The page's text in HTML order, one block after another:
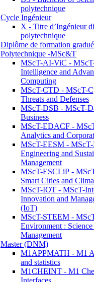
polytechnique
Cycle Ingénieur
X - Titre d’Ingénieur
polytechnique
Diplôme de formation
Polytechnique -MSc&T
MScT-AI-ViC -
Intelligence and
Computing
MScT-CTD - MScT-
Threats and Defenses
MScT-DSB - MScT-
Business
MScT-EDACF -
Analytics and
MScT-EESM -
Engineering and
Management
MScT-ESCLiP -
Smart Cities and
MScT-IOT - MScT-
Innovation and
(IoT)
MScT-STEEM -
Environment :
Management
Master (DNM)
M1APPMATH - M1
and statistics
M1CHEINT - M1
Interfaces